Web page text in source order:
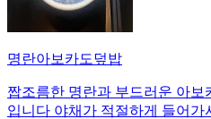
명란아보카도덮밥
짭조름한 명란과 부드러운 아보
입니다 야채가 적절하게 들어